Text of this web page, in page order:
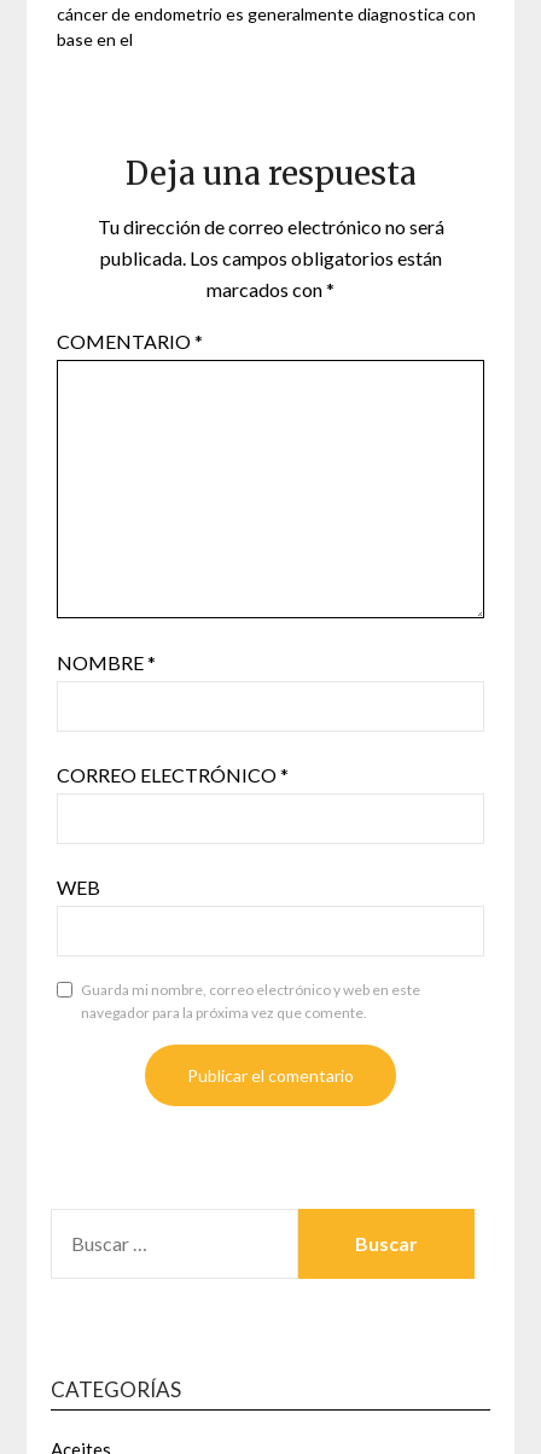
cáncer de endometrio es generalmente diagnostica con
base en el
Deja una respuesta
Tu dirección de correo electrónico no será
publicada. Los campos obligatorios están
marcados con*
COMENTARIO*
NOMBRE*
CORREO ELECTRÓNICO*
WEB
Guarda mi nombre, correo electrónico y web en este
navegador para la próxima vez que comente.
CATEGORÍAS
Aceites